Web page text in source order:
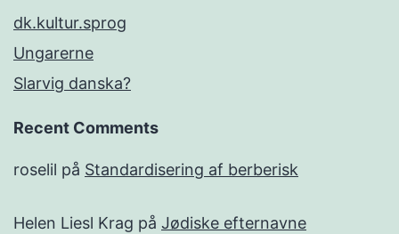
dk.kultur.sprog
Ungarerne
Slarvig danska?
Recent Comments
roselil på Standardisering af berberisk
Helen Liesl Krag på Jødiske efternavne